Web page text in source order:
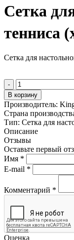
Сетка
тенниса
Сетка для
-
В корзину
Производитель:
Страна
Тип: Сетка для
Описание
Отзывы
Оставьте первый
Имя *
E-mail *
Комментарий *
Оценка